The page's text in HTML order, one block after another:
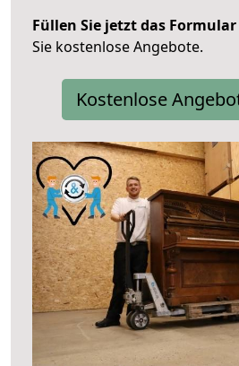
Füllen Sie jetzt das
Sie kostenlose Angebote.
Kostenlose